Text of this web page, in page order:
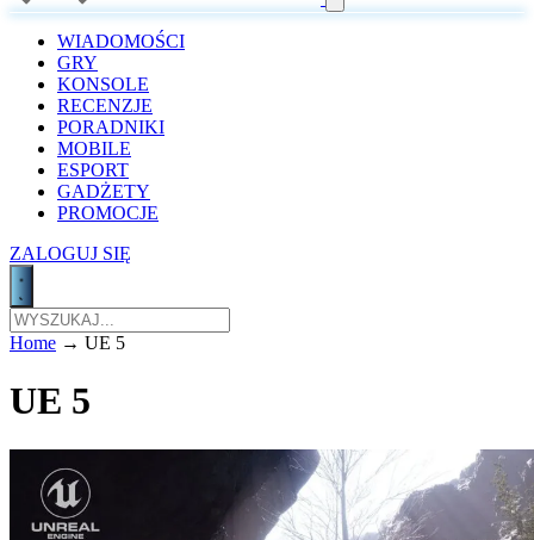
WIADOMOŚCI
GRY
KONSOLE
RECENZJE
PORADNIKI
MOBILE
ESPORT
GADŻETY
PROMOCJE
ZALOGUJ SIĘ
Home → UE 5
UE 5